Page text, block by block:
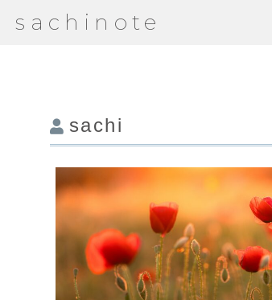
sachinote
sachi